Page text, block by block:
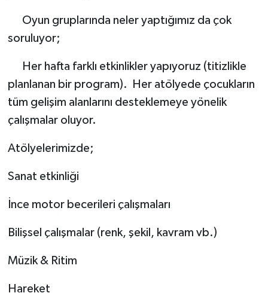
Oyun gruplarında neler yaptığımız da çok
soruluyor;
Her hafta farklı etkinlikler yapıyoruz (titizlikle
planlanan bir program). Her atölyede çocukların
tüm gelişim alanlarını desteklemeye yönelik
çalışmalar oluyor.
Atölyelerimizde;
Sanat etkinliği
İnce motor becerileri çalışmaları
Bilişsel çalışmalar (renk, şekil, kavram vb.)
Müzik & Ritim
Hareket